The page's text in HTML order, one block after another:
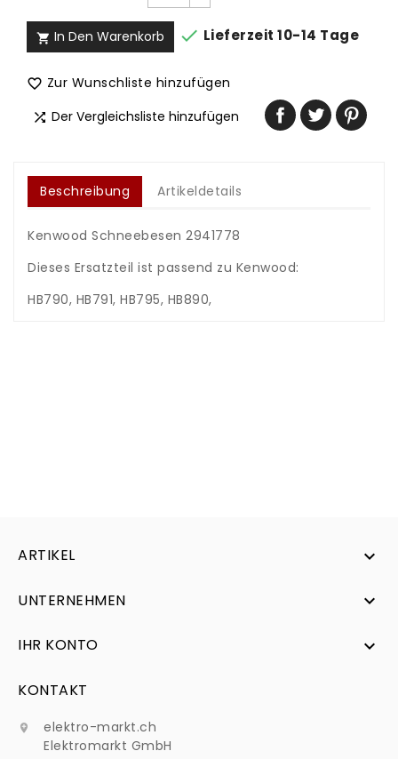
 In Den Warenkorb  Lieferzeit 10-14 Tage
 Zur Wunschliste hinzufügen
 Der Vergleichsliste hinzufügen
Beschreibung Artikeldetails
Kenwood Schneebesen 2941778
Dieses Ersatzteil ist passend zu Kenwood:
HB790, HB791, HB795, HB890,
ARTIKEL 
UNTERNEHMEN 
IHR KONTO 
KONTAKT

elektro-markt.ch
Elektromarkt GmbH